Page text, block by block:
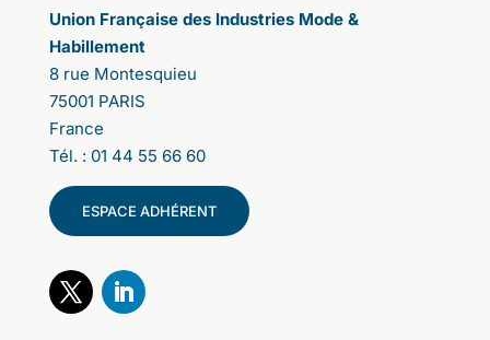
Union Française des Industries Mode &
Habillement
8 rue Montesquieu
75001 PARIS
France
Tél. : 01 44 55 66 60
ESPACE ADHÉRENT